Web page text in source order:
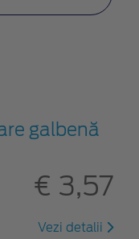
galbenă
€ 3,57
Vezi detalii